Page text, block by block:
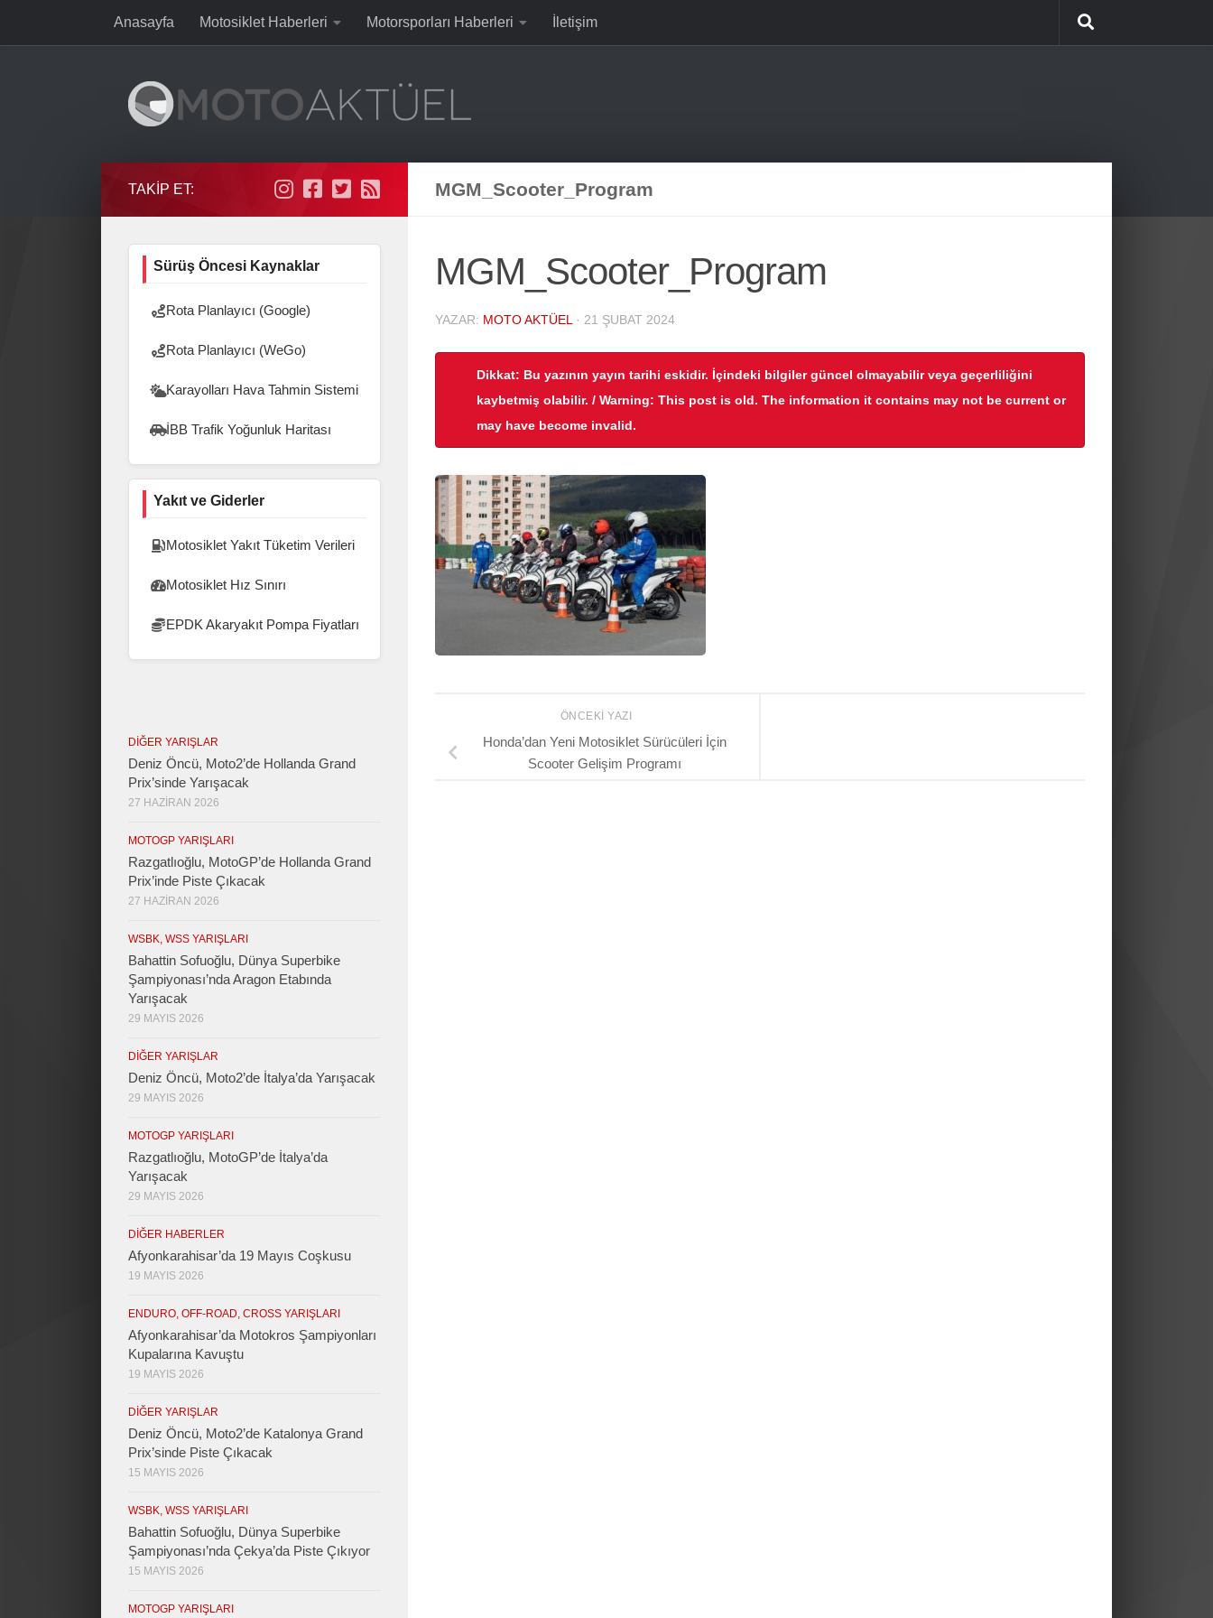
Skip to contentAnasayfa Motosiklet Haberleri Motorsporları Haberleri İletişim
MGM_Scooter_Program
MGM_Scooter_Program
YAZAR: MOTO AKTÜEL · 21 ŞUBAT 2024
Dikkat: Bu yazının yayın tarihi eskidir. İçindeki bilgiler güncel olmayabilir veya geçerliliğini
kaybetmiş olabilir. / Warning: This post is old. The information it contains may not be current or
may have become invalid.
ÖNCEKI YAZI
Honda’dan Yeni Motosiklet Sürücüleri İçin
Scooter Gelişim Programı
TAKIP ET:
Sürüş Öncesi Kaynaklar
Rota Planlayıcı (Google)
Rota Planlayıcı (WeGo)
Karayolları Hava Tahmin Sistemi
İBB Trafik Yoğunluk Haritası
Yakıt ve Giderler
Motosiklet Yakıt Tüketim Verileri
Motosiklet Hız Sınırı
EPDK Akaryakıt Pompa Fiyatları
DIĞER YARIŞLAR
Deniz Öncü, Moto2’de Hollanda Grand
Prix’sinde Yarışacak
27 HAZIRAN 2026
MOTOGP YARIŞLARI
Razgatlıoğlu, MotoGP’de Hollanda Grand
Prix’inde Piste Çıkacak
27 HAZIRAN 2026
WSBK, WSS YARIŞLARI
Bahattin Sofuoğlu, Dünya Superbike
Şampiyonası’nda Aragon Etabında
Yarışacak
29 MAYIS 2026
DIĞER YARIŞLAR
Deniz Öncü, Moto2’de İtalya’da Yarışacak
29 MAYIS 2026
MOTOGP YARIŞLARI
Razgatlıoğlu, MotoGP’de İtalya’da
Yarışacak
29 MAYIS 2026
DIĞER HABERLER
Afyonkarahisar’da 19 Mayıs Coşkusu
19 MAYIS 2026
ENDURO, OFF-ROAD, CROSS YARIŞLARI
Afyonkarahisar’da Motokros Şampiyonları
Kupalarına Kavuştu
19 MAYIS 2026
DIĞER YARIŞLAR
Deniz Öncü, Moto2’de Katalonya Grand
Prix’sinde Piste Çıkacak
15 MAYIS 2026
WSBK, WSS YARIŞLARI
Bahattin Sofuoğlu, Dünya Superbike
Şampiyonası’nda Çekya’da Piste Çıkıyor
15 MAYIS 2026
MOTOGP YARIŞLARI